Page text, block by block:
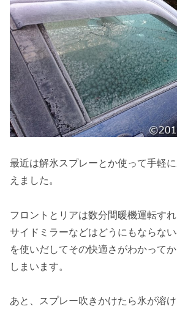
最近は解氷スプレーとか使って手軽
えました。
フロントとリアは数分間暖機運転すれ
サイドミラーなどはどうにもならな
を使いだしてその快適さがわかって
しまいます。
あと、スプレー吹きかけたら氷が溶